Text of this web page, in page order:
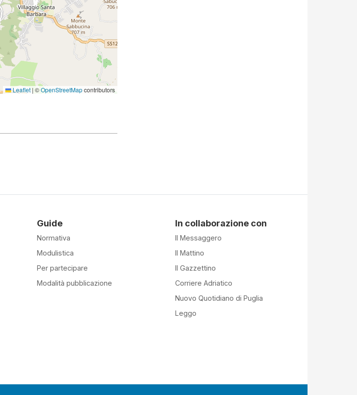
Leaflet | ©OpenStreetMapcontributors
Guide
Normativa
Modulistica
Per partecipare
Modalità pubblicazione
In collaborazione con
Il Messaggero
Il Mattino
Il Gazzettino
Corriere Adriatico
Nuovo Quotidiano di Puglia
Leggo